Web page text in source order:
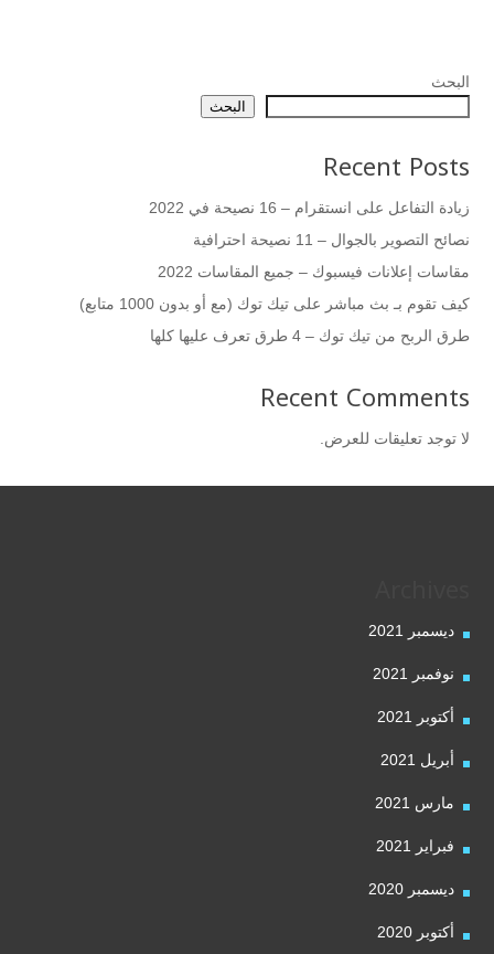
البحث
البحث
Recent Posts
زيادة التفاعل على انستقرام – 16 نصيحة في 2022
نصائح التصوير بالجوال – 11 نصيحة احترافية
مقاسات إعلانات فيسبوك – جميع المقاسات 2022
كيف تقوم بـ بث مباشر على تيك توك (مع أو بدون 1000 متابع)
طرق الربح من تيك توك – 4 طرق تعرف عليها كلها
Recent Comments
لا توجد تعليقات للعرض.
ديسمبر 2021
نوفمبر 2021
أكتوبر 2021
أبريل 2021
مارس 2021
فبراير 2021
ديسمبر 2020
أكتوبر 2020